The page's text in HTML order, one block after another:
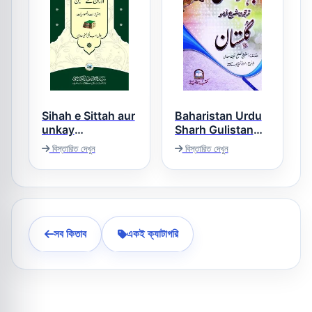
Sihah e Sittah aur
unkay
Musannifeen
صحاح ستہ اور انکے
مصنفین
বিস্তারিত দেখুন
Baharistan Urdu
Sharh Gulistan
بہارستان اردو شرح
گلستان
বিস্তারিত দেখুন
সব কিতাব একই ক্যাটাগরি